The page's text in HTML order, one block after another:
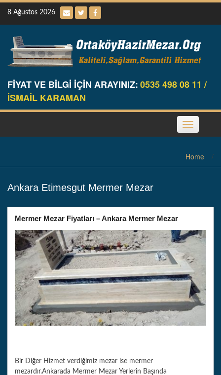
Skip
content
8 Ağustos 2026
FİYAT VE BİLGİ İÇİN ARAYINIZ:0535 498 08 11 /
İSMAİL KARAMAN
Toggle
navigation
Home /
Ankara Etimesgut Mermer Mezar
Mermer Mezar Fiyatları – Ankara Mermer Mezar
Bir Diğer Hizmet verdiğimiz mezar ise mermer
mezardır.Ankarada Mermer Mezar Yerlerin Başında